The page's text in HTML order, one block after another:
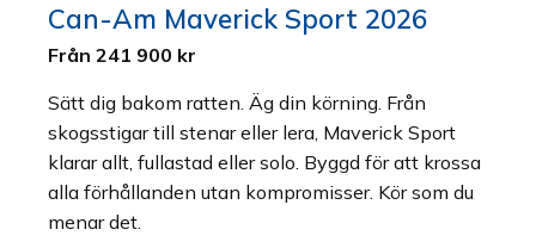
Can-Am Maverick Sport 2026
Från 241 900 kr
Sätt dig bakom ratten. Äg din körning. Från
skogsstigar till stenar eller lera, Maverick Sport
klarar allt, fullastad eller solo. Byggd för att krossa
alla förhållanden utan kompromisser. Kör som du
menar det.